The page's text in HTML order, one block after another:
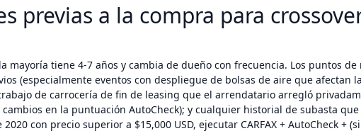
previas a la compra para
mayoría tiene 4-7 años y cambia de dueño con frecuencia. Los puntos
(especialmente eventos con despliegue de bolsas de aire que afectan
de carrocería de fin de leasing que el arrendatario arregló
en la puntuación AutoCheck); y cualquier historial de subasta
con precio superior a $15,000 USD, ejecutar CARFAX + AutoCheck +